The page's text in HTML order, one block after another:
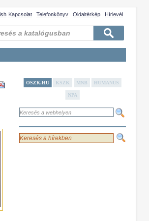
Kapcsolat Telefonkönyv Oldaltérkép Hírlevél
OSZK.HU KSZK MNB HUMANUS
NPA